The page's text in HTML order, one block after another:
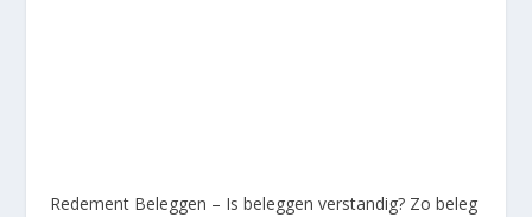
Redement Beleggen – Is beleggen verstandig? Zo beleg